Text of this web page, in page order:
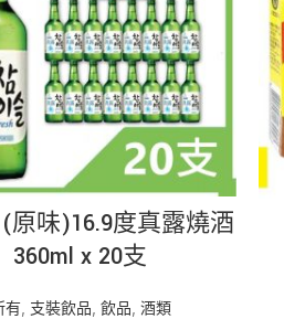
加入購物車
原味)16.9度真露燒酒
360ml x 20支
有, 支裝飲品, 飲品, 酒類